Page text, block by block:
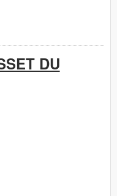
DU